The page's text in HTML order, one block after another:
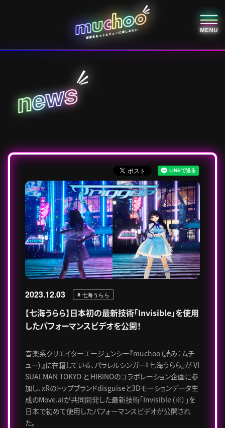
news
2023.12.03 # 七海うらら
【七海うらら】日本初の最新技術「Invisible」を使用
したパフォーマンスビデオを公開！
音楽系クリエイターエージェンシー『muchoo（読み：ムチ
ュー）』に在籍している、パラレルシンガー『七海うらら』が VI
SUALMAN TOKYO と HIBINOのコラボレーション企画に参
加し、xRのトップブランドdisguiseと3Dモーションデータ生
成のMove.aiが共同開発した最新技術「Invisible（※）」を
日本で初めて使用したパフォーマンスビデオが公開され
た。